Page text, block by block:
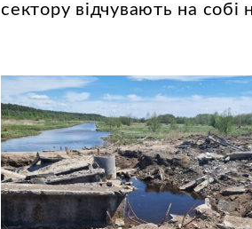
сектору відчувають на собі